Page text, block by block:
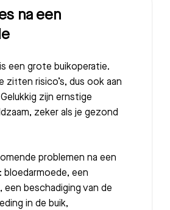
na een
een grote buikoperatie.
zitten risico’s, dus ook aan
zijn ernstige
zeker als je gezond
problemen na een
bloedarmoede, een
beschadiging van de
in de buik,